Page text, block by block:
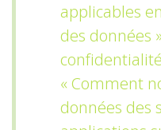
applicables
des données
« Comment
données des